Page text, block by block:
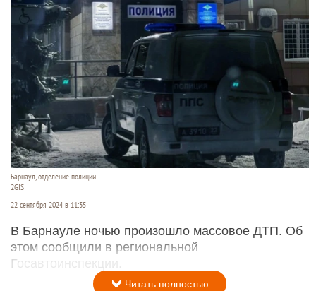
Барнаул, отделение полиции.
2GIS
22 сентября 2024 в 11:35
В Барнауле ночью произошло массовое ДТП. Об
этом сообщили в региональной
Госавтоинспекции.
Читать полностью